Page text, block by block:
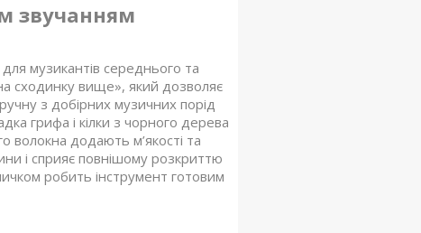
звучанням
музикантів середнього та
сходинку вище», який дозволяє
з добірних музичних порід
грифа і кілки з чорного дерева
волокна додають м’якості та
і сприяє повнішому розкриттю
робить інструмент готовим